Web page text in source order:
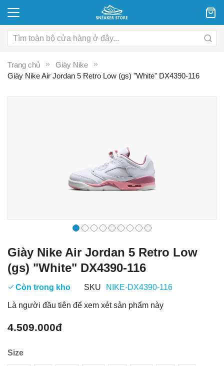
Trang chủ
Giày Nike
Giày Nike Air Jordan 5 Retro Low (gs) "White" DX4390-116
Giày Nike Air Jordan 5 Retro Low
(gs) "White" DX4390-116
Còn trong kho SKU NIKE-DX4390-116
Là người đầu tiên để xem xét sản phẩm này
4.509.000đ
Size